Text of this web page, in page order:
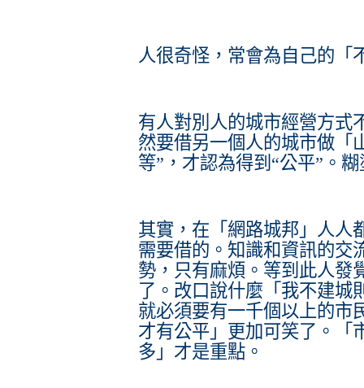
人很奇怪，常會為自己的「
有人對別人的城市經營方式
然要借另一個人的城市做「
等”，才認為得到“公平”。
其實，在「網路城邦」人人
需要借的。知識和資訊的交
勢，只有麻煩。等到此人發
了。改口說什麼「我不建城
就必須要有一千個以上的市
才有公平」更加可笑了。「
多」才是重點。